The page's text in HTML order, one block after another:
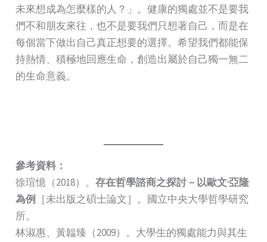
未來想成為怎麼樣的人？」。健康的獨處並不是要我
們不和朋友來往，也不是要我們只想著自己，而是在
每個當下做出自己真正想要的選擇。希望我們都能保
持熱情、積極地回應生命，創造出屬於自己獨一無二
的生命意義。
參考資料：
徐瑄憶（2018）。 存在哲學諮商之探討－以歐文·亞隆
為例
［未出版之碩士論文］。國立中央大學哲學研究
所。
林淑惠、黃韞臻（2009）。大學生的獨處能力與其生